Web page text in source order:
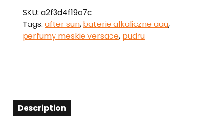
SKU: a2f3d4f19a7c
Tags: after sun, baterie alkaliczne aaa,
perfumy meskie versace, pudru
Description